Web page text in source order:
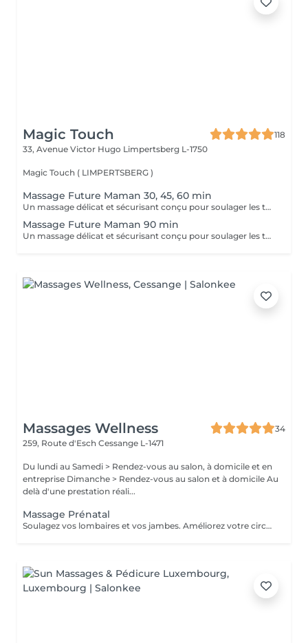
Magic Touch
118
33, Avenue Victor Hugo Limpertsberg L-1750
Magic Touch ( LIMPERTSBERG )
Massage Future Maman 30, 45, 60 min
Un massage délicat et sécurisant conçu pour soulager les tensions et apporter un moment de bien-être durant la grossesse.
Massage Future Maman 90 min
Un massage délicat et sécurisant conçu pour soulager les tensions et apporter un moment de bien-être durant la grossesse.
Massages Wellness
34
259, Route d'Esch Cessange L-1471
Du lundi au Samedi > Rendez-vous au salon, à domicile et en
entreprise Dimanche > Rendez-vous au salon et à domicile Au
delà d'une prestation réali...
Massage Prénatal
Soulagez vos lombaires et vos jambes. Améliorez votre circulation sanguine et boostez durablement votre système immunitaire. Précautions particulières: Demander l'avis de votre médecin traitant. Après la 12ème semaine, presque toutes les zones du corps peuvent être massées. Le temps du massage doit se limiter à 45 minutes. Le massage doit être léger, notamment sur le dos et le ventre. L'utilisation d'huile essentielle est à proscrire.